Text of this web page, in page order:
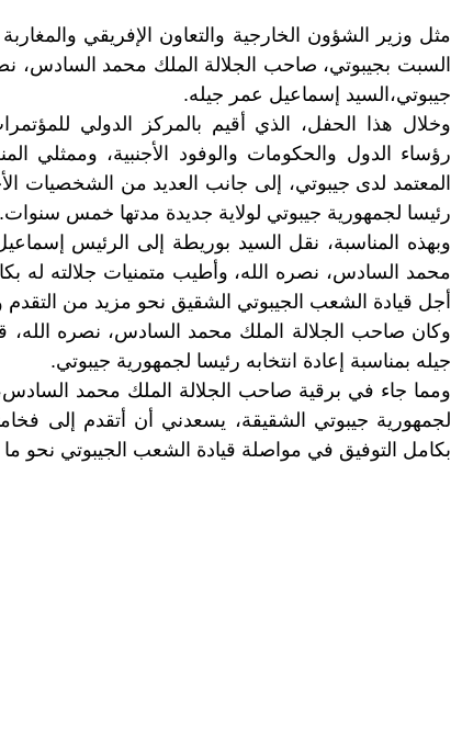
مثل وزير الشؤون الخارجية والتعاون الإفريقي
السبت بجيبوتي، صاحب الجلالة الملك محمد
جيبوتي،السيد إسماعيل عمر جيله.
وخلال هذا الحفل، الذي أقيم بالمركز الدولي
رؤساء الدول والحكومات والوفود الأجنبية، وممثلي
المعتمد لدى جيبوتي، إلى جانب العديد من الشخصيات
رئيسا لجمهورية جيبوتي لولاية جديدة مدتها خمس سنوات.
وبهذه المناسبة، نقل السيد بوريطة إلى الرئيس
محمد السادس، نصره الله، وأطيب متمنيات جلالته له
أجل قيادة الشعب الجيبوتي الشقيق نحو مزيد من التقدم
وكان صاحب الجلالة الملك محمد السادس، نصره الله،
جيله بمناسبة إعادة انتخابه رئيسا لجمهورية جيبوتي.
ومما جاء في برقية صاحب الجلالة الملك محمد السادس،
لجمهورية جيبوتي الشقيقة، يسعدني أن أتقدم إلى
بكامل التوفيق في مواصلة قيادة الشعب الجيبوتي نحو ما